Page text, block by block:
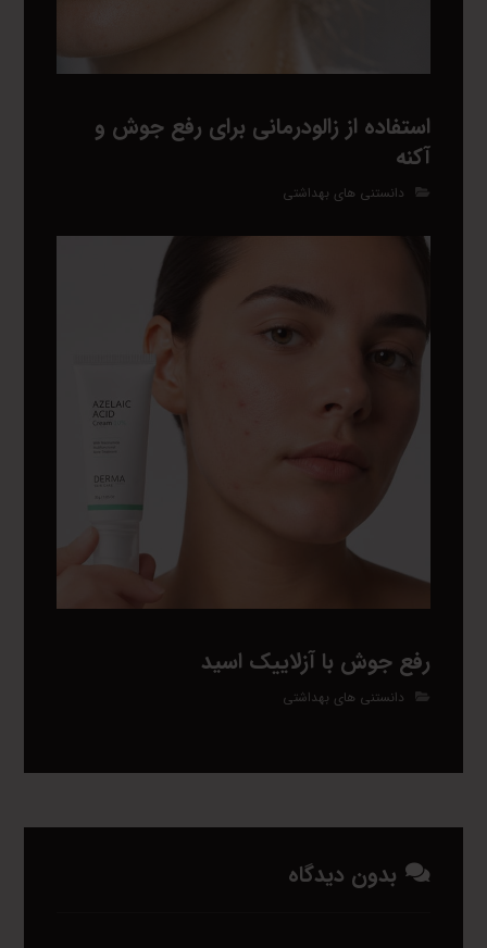
استفاده از زالودرمانی برای رفع جوش و
آکنه
دانستنی های بهداشتی
رفع جوش با آزلاییک اسید
دانستنی های بهداشتی
بدون دیدگاه